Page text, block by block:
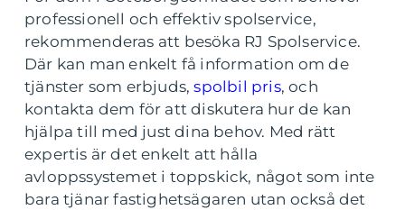
professionell och effektiv spolservice,
rekommenderas att besöka RJ Spolservice.
Där kan man enkelt få information om de
tjänster som erbjuds,spolbil pris, och
kontakta dem för att diskutera hur de kan
hjälpa till med just dina behov. Med rätt
expertis är det enkelt att hålla
avloppssystemet i toppskick, något som inte
bara tjänar fastighetsägaren utan också det